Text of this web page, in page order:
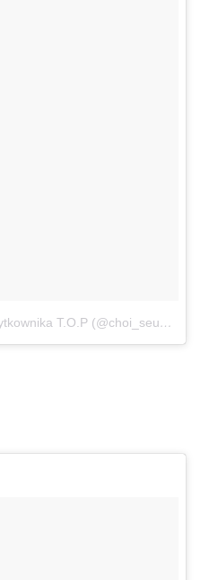
Film zamieszczony przez użytkownika T.O.P (@choi_seung_hyun_tttop)